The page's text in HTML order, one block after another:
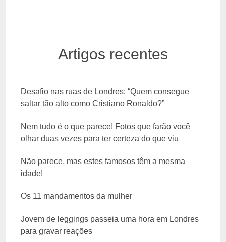
Artigos recentes
Desafio nas ruas de Londres: “Quem consegue
saltar tão alto como Cristiano Ronaldo?”
Nem tudo é o que parece! Fotos que farão você
olhar duas vezes para ter certeza do que viu
Não parece, mas estes famosos têm a mesma
idade!
Os 11 mandamentos da mulher
Jovem de leggings passeia uma hora em Londres
para gravar reações